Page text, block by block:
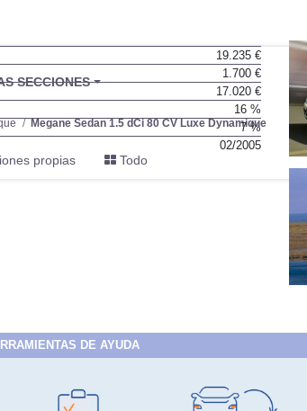
SECCIONES
Megane Sedan 1.5 dCi 80 CV Luxe Dynamique
propias Todo
19.235 €
1.700 €
17.020 €
16 %
7 %
02/2005
DE AYUDA